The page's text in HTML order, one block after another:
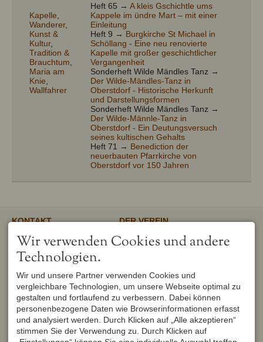
Kapelle
Wanderer,
Kunst &
Kultur,
Tradition &
Brauchtum
Maria am
Knie
Wallfahrer
Heft 65 → A kleis Gschichtle ums
Kappele im ündre Mart – mit einer
Einleitung
Heft 9 → Burgkirche St Michael in
Schöllang - Eine neu renovierte
Kapelle mit großer geschichtlicher
Vergangenheit
Sonderheft Wilde Mändles Tanz →
Der Wilde-Mändles-Tanz in
Oberstdorf - Historische Herkunft
und Darstellungsformen
Sonderheft Wilde Mändles Tanz →
Der Wilde-Männle-Tanz in
Oberstdorf - Ein Deutungsversuch
seines kultischen Gehalts
Heft 71 → Benediction der
neuerbauten Pfarrkirche von
Oberstdorf vor 150 Jahren
KONTAKT
Verschönerungsverein
Oberstdorf e.V.
1. Vorsitzender
Peter Titzler
87561 Oberstdorf
DEUTSCHLAND
Tel.+49 8322 6759
info@verschoenerungsverein-
oberstdorf.de
DER VEREIN
Unser gemeinnütziger Verein
unterstützt und fördert den
Brauchtum in Oberstdorf.
UNSER OBERSTDORF
Seit Februar 1982 werden die
WEITERFÜHRENDE LINKS
Urlaub in Oberstdorf
Wir verwenden Cookies und andere
Technologien.
Wir und unsere Partner verwenden Cookies und
vergleichbare Technologien, um unsere Webseite optimal zu
gestalten und fortlaufend zu verbessern. Dabei können
personenbezogene Daten wie Browserinformationen erfasst
und analysiert werden. Durch Klicken auf „Alle akzeptieren“
stimmen Sie der Verwendung zu. Durch Klicken auf